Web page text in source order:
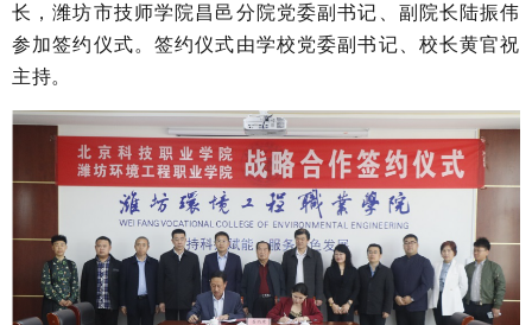
长，潍坊市技师学院昌邑分院党委副书记、副院长陆振伟
参加签约仪式。签约仪式由学校党委副书记、校长黄官祝
主持。